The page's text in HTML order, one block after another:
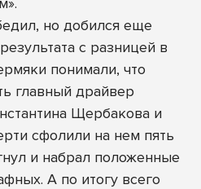
но добился еще
с разницей в
понимали, что
главный драйвер
Щербакова и
сфолили на нем пять
и набрал положенные
А по итогу всего